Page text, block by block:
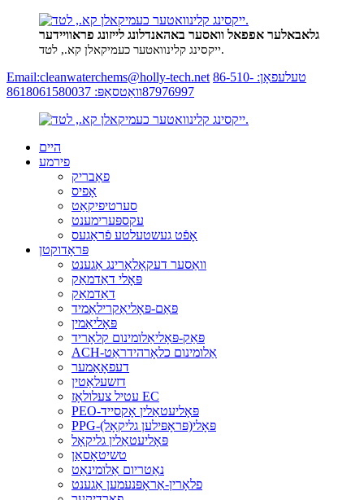
גלאבאלער אפפאל וואסער באהאנדלונג לייזונג פראוויידער
ייקסינג קלינוואטער כעמיקאלן קא., לטד.
Email:cleanwaterchems@holly-tech.net טעלעפאָן: 86-510-
87976997וואַטסאַפּ: 8618061580037
היים
פירמע
פאַבריק
אָפיס
סערטיפיקאַט
עקספּערימענט
אָפֿט געשטעלטע פֿראַגעס
פּראָדוקטן
וואַסער דעקאָלאָרינג אַגענט
פּאָלי דאַדמאַק
דאַדמאַק
פּאַם-פּאָליאַקרילאַמיד
פּאָליאַמין
פּאַק-פּאָליאַלומינום קלאָריד
ACH-אַלומינום כלאָרהידראַט
דעפאָאַמער
דזשעלאַטין
עטיל צעלולאָז EC
PEO-פּאָליעטאַלין אָקסייד
PPG-פּאָלי(פּראָפּילען גליקאָל)
פּאָליעטאַלין גליקאָל
טשיטאָסאַן
נאַטריום אַלומינאַט
פלאָרין-אַראָפּנעמען אַגענט